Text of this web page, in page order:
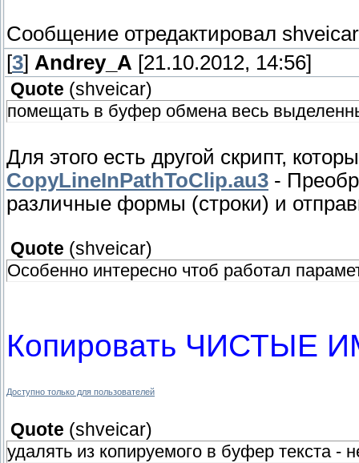
Сообщение отредактировал shveicar
[3] Andrey_A [21.10.2012, 14:56]
Quote (shveicar)
помещать в буфер обмена весь
Для этого есть другой скрипт,
CopyLineInPathToClip.au3 -
различные формы (строки) и
Quote (shveicar)
Особенно интересно чтоб работал
Копировать ЧИСТЫЕ
Доступно только для пользователей
Quote (shveicar)
удалять из копируемого в буфер текста -